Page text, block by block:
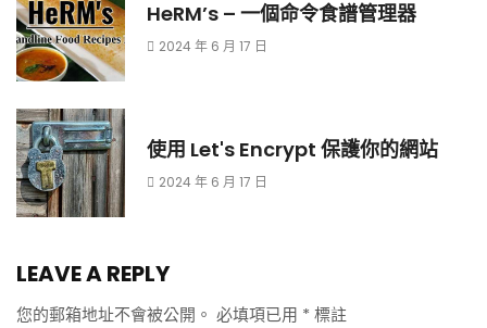
HeRM’s – 一個命令食譜管理器
2024 年 6 月 17 日
使用 Let's Encrypt 保護你的網站
2024 年 6 月 17 日
LEAVE A REPLY
您的郵箱地址不會被公開。 必填項已用 * 標註